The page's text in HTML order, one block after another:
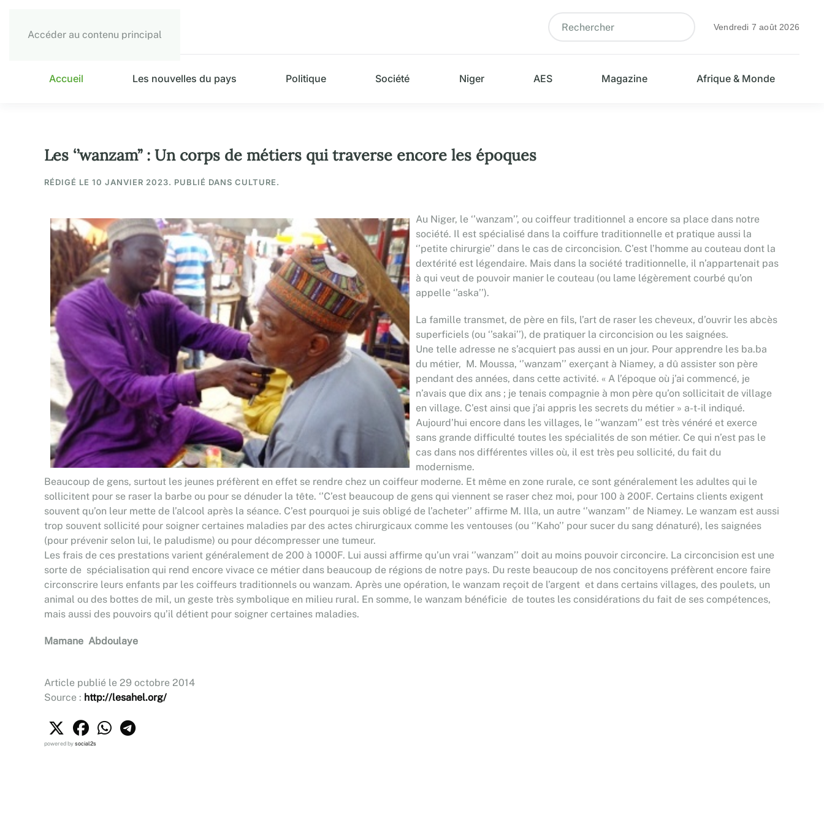
Accéder au contenu principal
Vendredi 7 août 2026
Accueil Les nouvelles du pays Politique Société Niger AES Magazine Afrique & Monde
Les ‘’wanzam’’ : Un corps de métiers qui traverse encore les époques
RÉDIGÉ LE 10 JANVIER 2023. PUBLIÉ DANS CULTURE.
Au Niger, le ‘’wanzam’’, ou coiffeur traditionnel a encore sa place dans notre
société. Il est spécialisé dans la coiffure traditionnelle et pratique aussi la
‘’petite chirurgie’’ dans le cas de circoncision. C’est l’homme au couteau dont la
dextérité est légendaire. Mais dans la société traditionnelle, il n’appartenait pas
à qui veut de pouvoir manier le couteau (ou lame légèrement courbé qu’on
appelle ‘’aska’’).
La famille transmet, de père en fils, l’art de raser les cheveux, d’ouvrir les abcès
superficiels (ou ‘’sakai’’), de pratiquer la circoncision ou les saignées.
Une telle adresse ne s’acquiert pas aussi en un jour. Pour apprendre les ba.ba
du métier, M. Moussa, ‘’wanzam’’ exerçant à Niamey, a dû assister son père
pendant des années, dans cette activité. « A l’époque où j’ai commencé, je
n’avais que dix ans ; je tenais compagnie à mon père qu’on sollicitait de village
en village. C’est ainsi que j’ai appris les secrets du métier » a-t-il indiqué.
Aujourd’hui encore dans les villages, le ‘’wanzam’’ est très vénéré et exerce
sans grande difficulté toutes les spécialités de son métier. Ce qui n’est pas le
cas dans nos différentes villes où, il est très peu sollicité, du fait du
modernisme.
Beaucoup de gens, surtout les jeunes préfèrent en effet se rendre chez un coiffeur moderne. Et même en zone rurale, ce sont généralement les adultes qui le
sollicitent pour se raser la barbe ou pour se dénuder la tête. ‘’C’est beaucoup de gens qui viennent se raser chez moi, pour 100 à 200F. Certains clients exigent
souvent qu’on leur mette de l’alcool après la séance. C’est pourquoi je suis obligé de l’acheter’’ affirme M. Illa, un autre ‘’wanzam’’ de Niamey. Le wanzam est aussi
trop souvent sollicité pour soigner certaines maladies par des actes chirurgicaux comme les ventouses (ou ‘’Kaho’’ pour sucer du sang dénaturé), les saignées
(pour prévenir selon lui, le paludisme) ou pour décompresser une tumeur.
Les frais de ces prestations varient généralement de 200 à 1000F. Lui aussi affirme qu’un vrai ‘’wanzam’’ doit au moins pouvoir circoncire. La circoncision est une
sorte de spécialisation qui rend encore vivace ce métier dans beaucoup de régions de notre pays. Du reste beaucoup de nos concitoyens préfèrent encore faire
circonscrire leurs enfants par les coiffeurs traditionnels ou wanzam. Après une opération, le wanzam reçoit de l’argent et dans certains villages, des poulets, un
animal ou des bottes de mil, un geste très symbolique en milieu rural. En somme, le wanzam bénéficie de toutes les considérations du fait de ses compétences,
mais aussi des pouvoirs qu’il détient pour soigner certaines maladies.
Mamane Abdoulaye
Article publié le 29 octobre 2014
Source : http://lesahel.org/
powered bysocial2s